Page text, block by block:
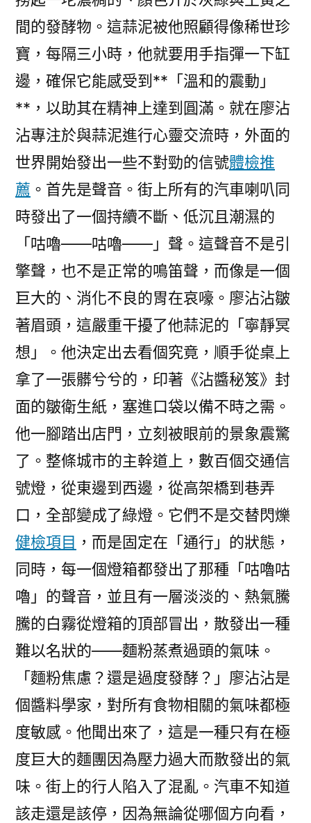
間的發酵物。這蒜泥被他照顧得像稀世珍
寶，每隔三小時，他就要用手指彈一下缸
邊，確保它能感受到**「溫和的震動」
**，以助其在精神上達到圓滿。就在廖沾
沾專注於與蒜泥進行心靈交流時，外面的
世界開始發出一些不對勁的信號體檢推
薦 。首先是聲音。街上所有的汽車喇叭同
時發出了一個持續不斷、低沉且潮濕的
「咕嚕——咕嚕——」聲。這聲音不是引
擎聲，也不是正常的鳴笛聲，而像是一個
巨大的、消化不良的胃在哀嚎。廖沾沾皺
著眉頭，這嚴重干擾了他蒜泥的「寧靜冥
想」。他決定出去看個究竟，順手從桌上
拿了一張髒兮兮的，印著《沾醬秘笈》封
面的皺衛生紙，塞進口袋以備不時之需。
他一腳踏出店門，立刻被眼前的景象震驚
了。整條城市的主幹道上，數百個交通信
號燈，從東邊到西邊，從高架橋到巷弄
口，全部變成了綠燈。它們不是交替閃爍
健檢項目 ，而是固定在「通行」的狀態，
同時，每一個燈箱都發出了那種「咕嚕咕
嚕」的聲音，並且有一層淡淡的、熱氣騰
騰的白霧從燈箱的頂部冒出，散發出一種
難以名狀的——麵粉蒸煮過頭的氣味。
「麵粉焦慮？還是過度發酵？」廖沾沾是
個醬料學家，對所有食物相關的氣味都極
度敏感。他聞出來了，這是一種只有在極
度巨大的麵團因為壓力過大而散發出的氣
味。街上的行人陷入了混亂。汽車不知道
該走還是該停，因為無論從哪個方向看，